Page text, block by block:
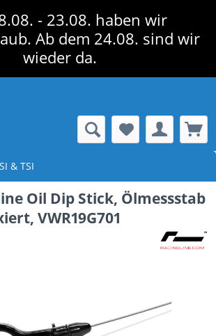
- 23.08. haben wir
Ab dem 24.08. sind wir
wieder da.
& TSI
Oil Dip Stick, Ölmessstab
VWR19G701